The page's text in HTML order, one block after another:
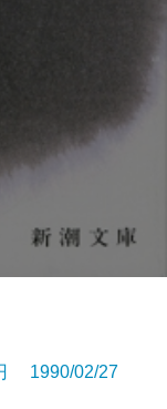
1990/02/27